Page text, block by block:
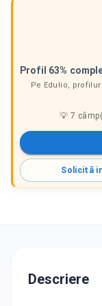
Profil 63%
Pe Edulio,
💡7
Solicită
Descriere